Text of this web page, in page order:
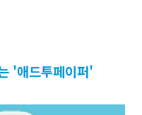
'애드투페이퍼'